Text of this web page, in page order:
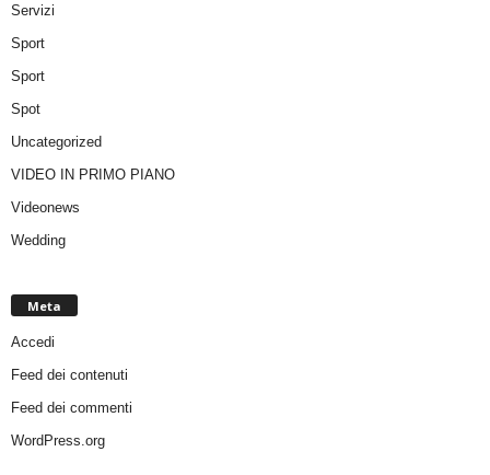
Servizi
Sport
Sport
Spot
Uncategorized
VIDEO IN PRIMO PIANO
Videonews
Wedding
Meta
Accedi
Feed dei contenuti
Feed dei commenti
WordPress.org